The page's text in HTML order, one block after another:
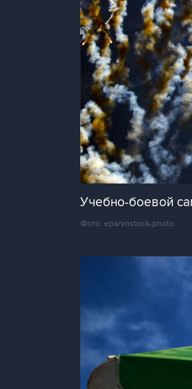
Учебно-боевой
Фото: epa/vostock-photo